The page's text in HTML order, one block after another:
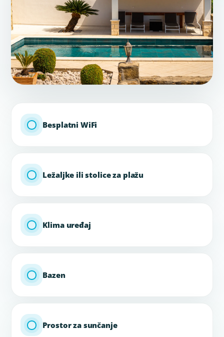
Besplatni WiFi
Ležaljke ili stolice za plažu
Klima uređaj
Bazen
Prostor za sunčanje